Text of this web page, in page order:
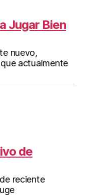
Jugar Bien
nuevo,
actualmente
de
reciente